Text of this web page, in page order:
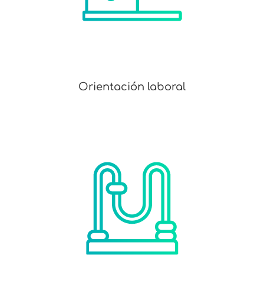
Orientación laboral